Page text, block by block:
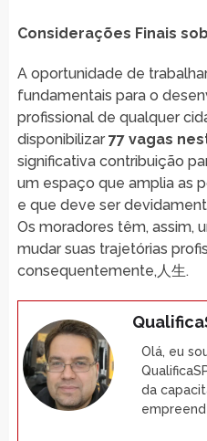
Considerações Finais
A oportunidade de
fundamentais para o
profissional de qualquer
disponibilizar 77 vagas
significativa contribuição
um espaço que amplia as
e que deve ser
Os moradores têm, assim,
mudar suas trajetórias
consequentemente,人生.
Olá, eu
da